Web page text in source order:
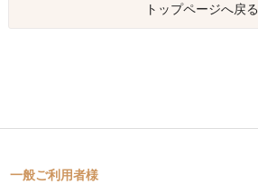
トップページへ戻る
一般ご利用者様